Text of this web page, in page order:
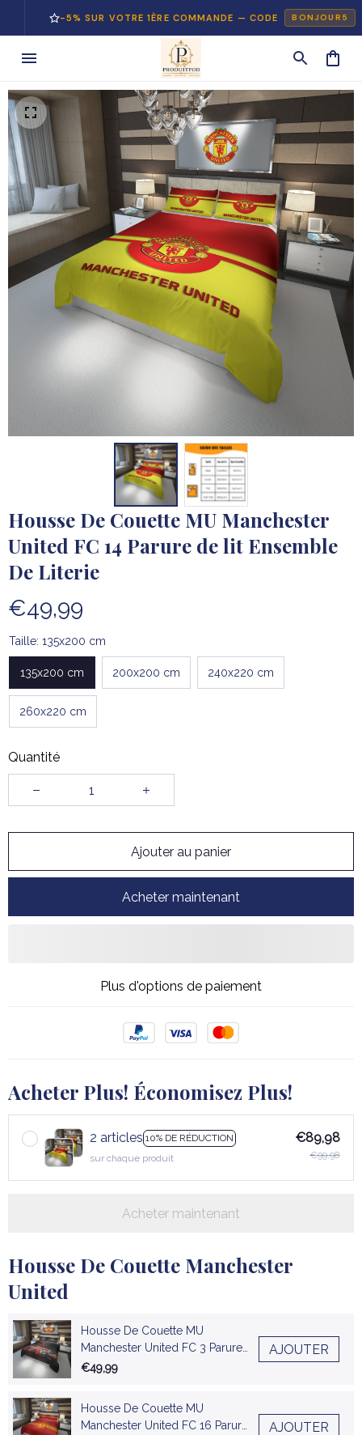
-5% SUR VOTRE 1ÈRE COMMANDE — CODE BONJOUR5
Housse De Couette MU Manchester
United FC 14 Parure de lit Ensemble
De Literie
€49,99
Taille: 135x200 cm
135x200 cm 200x200 cm 240x220 cm
260x220 cm
Quantité
Ajouter au panier
Acheter maintenant
Plus d'options de paiement
Acheter Plus! Économisez Plus!
2 articles 10% DE RÉDUCTION
sur chaque produit
€89,98
€99,98
Acheter maintenant
Housse De Couette Manchester
United
Housse De Couette MU
Manchester United FC 3 Parure
de lit Ensemble De Literie
€49,99
AJOUTER
Housse De Couette MU
Manchester United FC 16 Parure
AJOUTER